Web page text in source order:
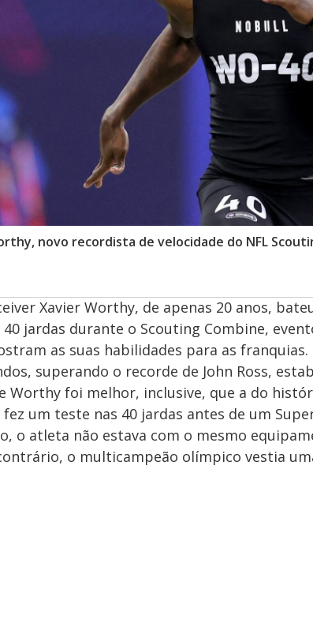
novo recordista de velocidade do NFL
Xavier Worthy, de apenas 20 anos,
jardas durante o Scouting Combine,
as suas habilidades para as
superando o recorde de John Ross,
Worthy foi melhor, inclusive, que a do
fez um teste nas 40 jardas antes de um
o atleta não estava com o mesmo
o multicampeão olímpico vestia